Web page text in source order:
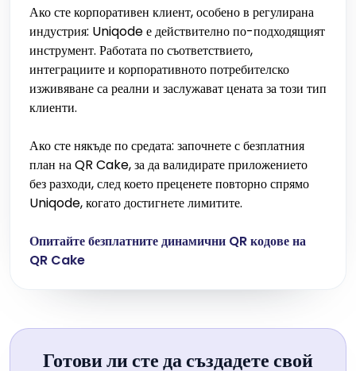
Ако сте корпоративен клиент, особено в регулирана
индустрия: Uniqode е действително по-подходящият
инструмент. Работата по съответствието,
интеграциите и корпоративното потребителско
изживяване са реални и заслужават цената за този тип
клиенти.
Ако сте някъде по средата: започнете с безплатния
план на QR Cake, за да валидирате приложението
без разходи, след което преценете повторно спрямо
Uniqode, когато достигнете лимитите.
Опитайте безплатните динамични QR кодове на
QR Cake
Готови ли сте да създадете свой